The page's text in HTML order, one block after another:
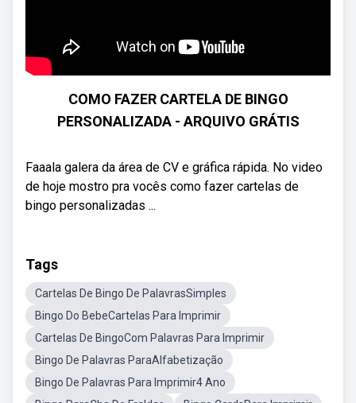
COMO FAZER CARTELA DE BINGO
PERSONALIZADA - ARQUIVO GRÁTIS
Faaala galera da área de CV e gráfica rápida. No video
de hoje mostro pra vocês como fazer cartelas de
bingo personalizadas ...
Tags
Cartelas De Bingo De PalavrasSimples
Bingo Do BebeCartelas Para Imprimir
Cartelas De BingoCom Palavras Para Imprimir
Bingo De Palavras ParaAlfabetização
Bingo De Palavras Para Imprimir4 Ano